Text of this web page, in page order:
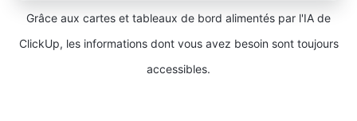
Grâce aux cartes et tableaux de bord alimentés par l'IA de
ClickUp, les informations dont vous avez besoin sont toujours
accessibles.